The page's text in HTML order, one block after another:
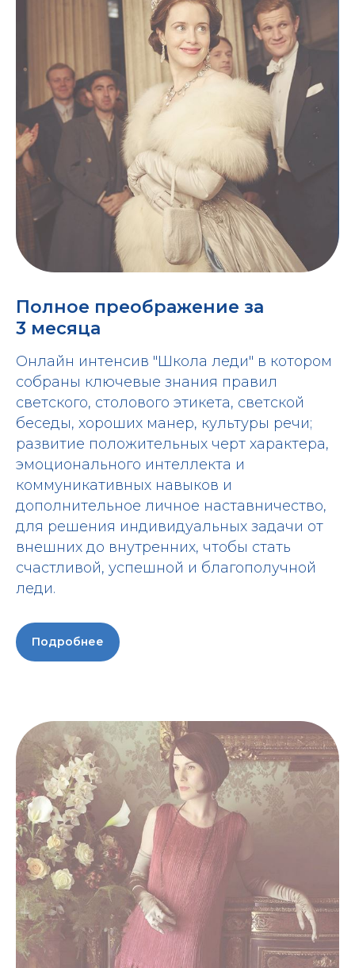
Полное преображение за
3 месяца
Онлайн интенсив "Школа леди" в котором
собраны ключевые знания правил
светского, столового этикета, светской
беседы, хороших манер, культуры речи;
развитие положительных черт характера,
эмоционального интеллекта и
коммуникативных навыков и
дополнительное личное наставничество,
для решения индивидуальных задачи от
внешних до внутренних, чтобы стать
счастливой, успешной и благополучной
леди.
Подробнее